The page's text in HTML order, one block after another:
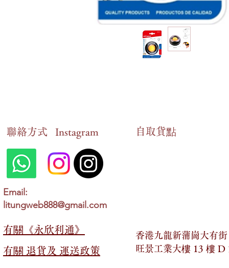
​聯絡方式 Instagram
Email:
litungweb888@gmail.com
有關​​《永欣利通》
有關​​ 退貨及 運送政策
自​取貨點
香港九龍新蒲崗大有
旺景工業大樓 13 樓 D